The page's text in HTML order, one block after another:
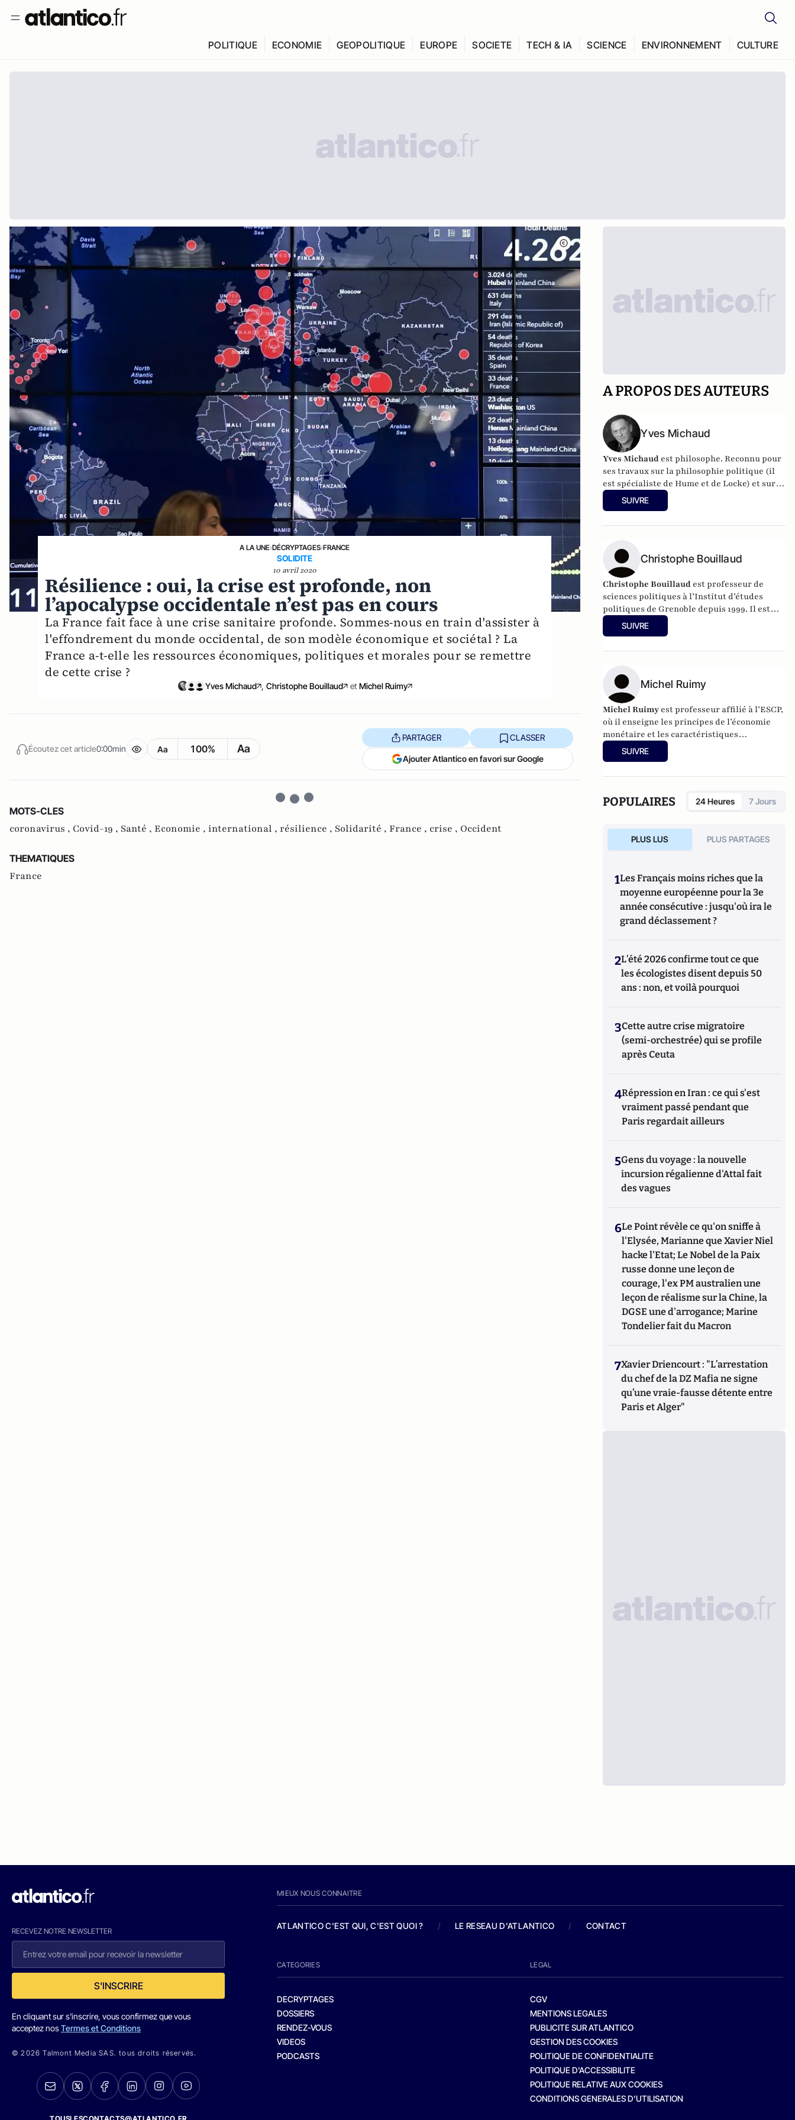
POLITIQUE ECONOMIE GEOPOLITIQUE EUROPE SOCIETE TECH & IA SCIENCE ENVIRONNEMENT CULTURE
A LA UNE›DÉCRYPTAGES›FRANCE
SOLIDITE
10 avril 2020
Résilience : oui, la crise est profonde, non
l’apocalypse occidentale n’est pas en cours
La France fait face à une crise sanitaire profonde. Sommes-nous en train d'assister à
l'effondrement du monde occidental, de son modèle économique et sociétal ? La
France a-t-elle les ressources économiques, politiques et morales pour se remettre
de cette crise ?
Yves Michaud , Christophe Bouillaud et Michel Ruimy
Écoutez cet article0:00min Aa 100% Aa
PARTAGER CLASSER
Ajouter Atlantico en favori sur Google
MOTS-CLES
coronavirus , Covid-19 , Santé , Economie , international , résilience , Solidarité , France , crise , Occident
THEMATIQUES
France
A PROPOS DES AUTEURS
Yves Michaud
Yves Michaud est philosophe. Reconnu pour
ses travaux sur la philosophie politique (il
est spécialiste de Hume et de Locke) et sur
l’art (il a signé de nombreux ouvrages
d’esthétique et a dirigé l’École des beaux-
mois par an sur cette île où il a écrit la
totalité de ses livres. Il est l'auteur de
violence,PUF, coll. Que sais-je. La 8ème édition mise à
jour vient tout juste de sortir.
SUIVRE
Christophe Bouillaud
Christophe Bouillaud est professeur de
sciences politiques à l’Institut d’études
politiques de Grenoble depuis 1999. Il est
spécialiste à la fois de la vie politique
italienne, et de la vie politique européenne,
SUIVRE
Michel Ruimy
Michel Ruimy est professeur affilié à l’ESCP,
où il enseigne les principes de l’économie
monétaire et les caractéristiques
fondamentales des marchés de capitaux.
SUIVRE
POPULAIRES 24 Heures 7 Jours
PLUS LUS PLUS PARTAGES
1Les Français moins riches que la
moyenne européenne pour la 3e
année consécutive : jusqu'où ira le
grand déclassement ?
2L’été 2026 confirme tout ce que
les écologistes disent depuis 50
ans : non, et voilà pourquoi
3Cette autre crise migratoire
(semi-orchestrée) qui se profile
après Ceuta
4Répression en Iran : ce qui s'est
vraiment passé pendant que
Paris regardait ailleurs
5Gens du voyage : la nouvelle
incursion régalienne d'Attal fait
des vagues
6Le Point révèle ce qu'on sniffe à
l'Elysée, Marianne que Xavier Niel
hacke l'Etat; Le Nobel de la Paix
russe donne une leçon de
courage, l'ex PM australien une
leçon de réalisme sur la Chine, la
DGSE une d'arrogance; Marine
Tondelier fait du Macron
7Xavier Driencourt : "L’arrestation
du chef de la DZ Mafia ne signe
qu’une vraie-fausse détente entre
Paris et Alger"
RECEVEZ NOTRE NEWSLETTER
S'INSCRIRE
En cliquant sur s'inscrire, vous confirmez que vous
acceptez nosTermes et Conditions
© 2026 Talmont Media SAS. tous droits réservés.
MIEUX NOUS CONNAITRE
ATLANTICO C'EST QUI, C'EST QUOI ? / LE RESEAU D'ATLANTICO / CONTACT
CATEGORIES
DECRYPTAGES
DOSSIERS
RENDEZ-VOUS
VIDEOS
PODCASTS
LEGAL
CGV
MENTIONS LEGALES
PUBLICITE SUR ATLANTICO
GESTION DES COOKIES
POLITIQUE DE CONFIDENTIALITE
POLITIQUE D’ACCESSIBILITE
POLITIQUE RELATIVE AUX COOKIES
CONDITIONS GENERALES D’UTILISATION